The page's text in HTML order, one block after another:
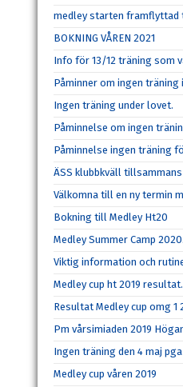
medley starten framflyttad
BOKNING VÅREN 2021
Info för 13/12 träning som
Påminner om ingen träning
Ingen träning under lovet.
Påminnelse om ingen
Påminnelse ingen träning
ÄSS klubbkväll
Välkomna till en ny termin
Bokning till Medley Ht20
Medley Summer Camp 2020.
Viktig information och
Medley cup ht 2019 resultat.
Resultat Medley cup omg 1
Pm vårsimiaden 2019
Ingen träning den 4 maj
Medley cup våren 2019